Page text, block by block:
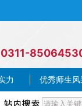
0311-
力 优秀师生风